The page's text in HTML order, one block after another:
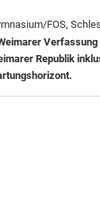
FOS,
Verfassung
Republik